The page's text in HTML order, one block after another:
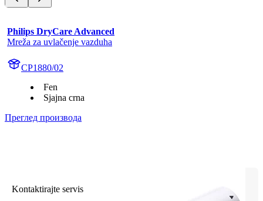
Philips DryCare Advanced
Mreža za uvlačenje vazduha
CP1880/02
Fen
Sjajna crna
Преглед производа
Kontaktirajte servis